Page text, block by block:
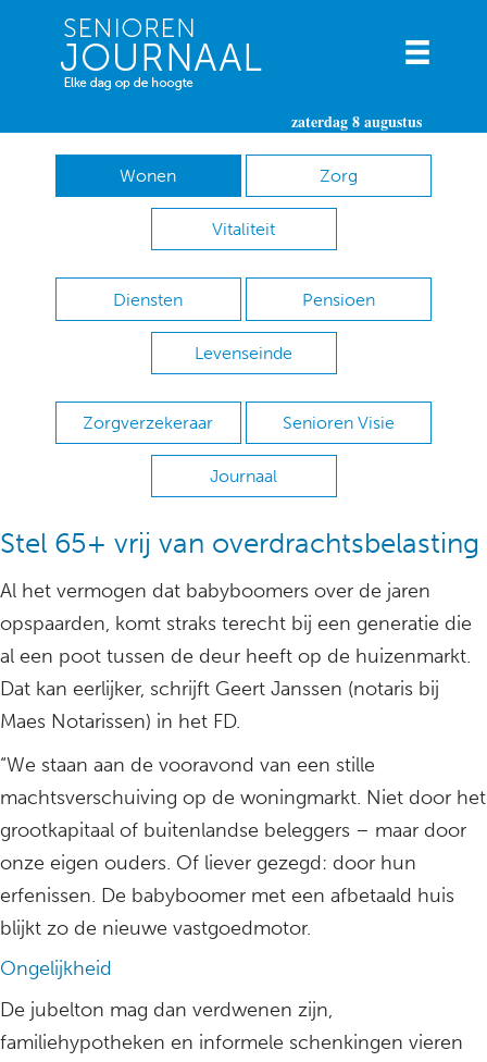
zaterdag 8 augustus
Wonen Zorg
Vitaliteit
Diensten Pensioen
Levenseinde
Zorgverzekeraar Senioren Visie
Journaal
Stel 65+ vrij van overdrachtsbelasting
Al het vermogen dat babyboomers over de jaren
opspaarden, komt straks terecht bij een generatie die
al een poot tussen de deur heeft op de huizenmarkt.
Dat kan eerlijker, schrijft Geert Janssen (notaris bij
Maes Notarissen) in het FD.
“We staan aan de vooravond van een stille
machtsverschuiving op de woningmarkt. Niet door het
grootkapitaal of buitenlandse beleggers – maar door
onze eigen ouders. Of liever gezegd: door hun
erfenissen. De babyboomer met een afbetaald huis
blijkt zo de nieuwe vastgoedmotor.
Ongelijkheid
De jubelton mag dan verdwenen zijn,
familiehypotheken en informele schenkingen vieren